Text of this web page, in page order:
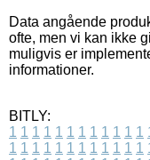
Data angående
ofte, men vi kan ikke
muligvis er
informationer.
BITLY:
1 1 1 1 1 1 1 1 1 1 1 1
1 1 1 1 1 1 1 1 1 1 1 1